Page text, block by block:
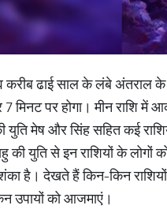
करीब ढाई साल के लंबे अंतराल के
मिनट पर होगा। मीन राशि में
युति मेष और सिंह सहित कई
की युति से इन राशियों के लोगों
है। देखते हैं किन-किन राशियों
उपायों को आजमाएं।